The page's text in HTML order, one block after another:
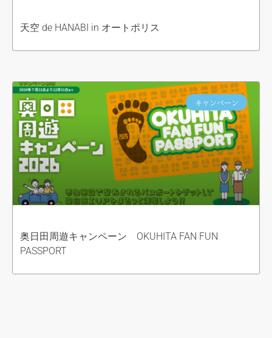
天空 de HANABI in オートポリス
キャンペーン
奥日田周遊キャンペーン OKUHITA FAN FUN
PASSPORT